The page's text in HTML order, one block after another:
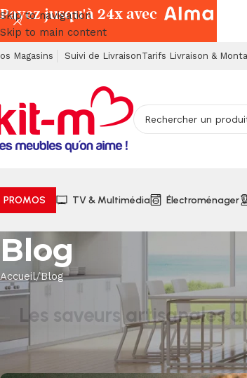
Skip to navigation
Skip to main content
Magasins Suivi de LivraisonTarifs Livraison &
PROMOS TV & Multimédia Électroménager
Blog
Accueil Blog
Les saveurs artisanales
Payez jusqu'à 24x avec